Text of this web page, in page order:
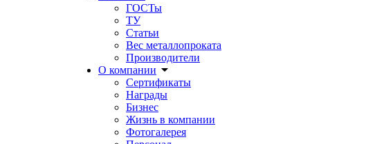
ГОСТы
ТУ
Статьи
Вес металлопроката
Производители
О компании
Сертификаты
Награды
Бизнес
Жизнь в компании
Фотогалерея